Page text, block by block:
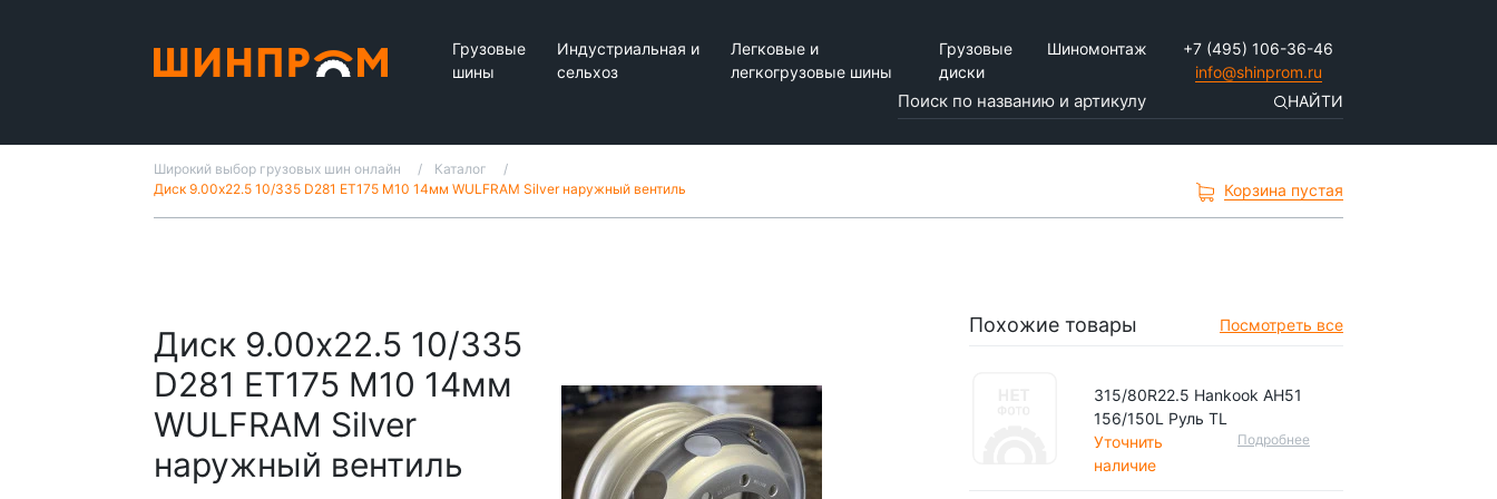
Грузовые
шины
Индустриальная и
сельхоз
Легковые и
легкогрузовые шины
Грузовые
диски
Шиномонтаж
+7 (495) 106-36-46
info@shinprom.ru
НАЙТИ
Широкий выбор грузовых шин онлайн
Каталог
Диск 9.00x22.5 10/335 D281 ET175 M10 14мм WULFRAM Silver наружный вентиль
Корзина пустая
Диск 9.00x22.5 10/335
D281 ET175 M10 14мм
WULFRAM Silver
наружный вентиль
Похожие товары Посмотреть все
315/80R22.5 Hankook AH51
156/150L Руль TL
Уточнить
наличие
Подробнее